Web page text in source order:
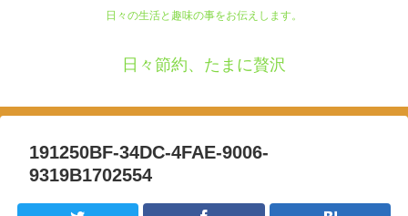
日々の生活と趣味の事をお伝えします。
日々節約、たまに贅沢
191250BF-34DC-4FAE-9006-
9319B1702554